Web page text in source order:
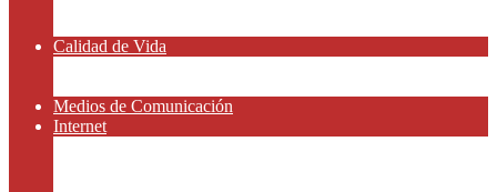
Calidad de Vida
Medios de Comunicación
Internet